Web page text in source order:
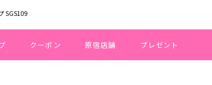
SGS109
クーポン 原宿店舗 プレゼント